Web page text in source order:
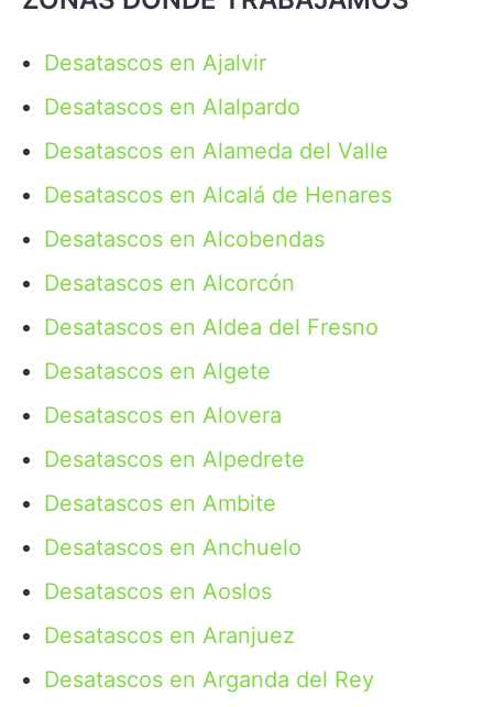
Desatascos en Ajalvir
Desatascos en Alalpardo
Desatascos en Alameda del Valle
Desatascos en Alcalá de Henares
Desatascos en Alcobendas
Desatascos en Alcorcón
Desatascos en Aldea del Fresno
Desatascos en Algete
Desatascos en Alovera
Desatascos en Alpedrete
Desatascos en Ambite
Desatascos en Anchuelo
Desatascos en Aoslos
Desatascos en Aranjuez
Desatascos en Arganda del Rey